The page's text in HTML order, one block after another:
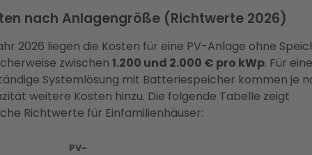
nach Anlagengröße (Richtwerte 2026)
2026 liegen die Kosten für eine PV-Anlage ohne
zwischen 1.200 und 2.000 € pro kWp. Für eine
Systemlösung mit Batteriespeicher kommen je
weitere Kosten hinzu. Die folgende Tabelle zeigt
Richtwerte für Einfamilienhäuser:
PV-